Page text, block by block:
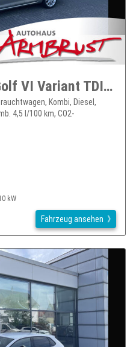
VW Golf Variant Golf VI Variant TDI DSG Highline Navi Xenon Klima Einparkhilfe el. Fenster
Kombi, Diesel,
4,5 l/100 km, CO2-
kW
Fahrzeug ansehen